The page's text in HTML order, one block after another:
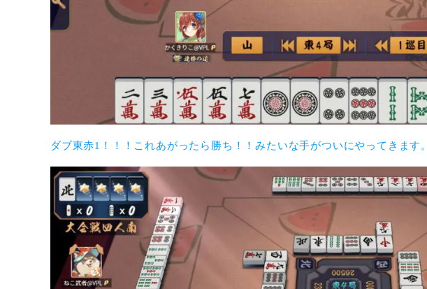
ダブ東赤1！！！これあがったら勝ち！！みたいな手がついにやってきます。